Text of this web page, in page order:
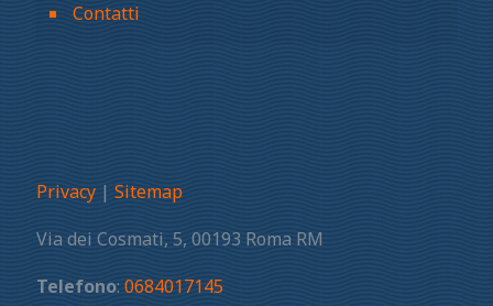
Contatti
Privacy | Sitemap
Via dei Cosmati, 5, 00193 Roma RM
Telefono: 0684017145